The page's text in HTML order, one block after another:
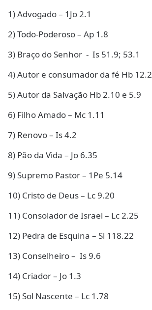
1) Advogado – 1Jo 2.1
2) Todo-Poderoso – Ap 1.8
3) Braço do Senhor - Is 51.9; 53.1
4) Autor e consumador da fé Hb 12.2
5) Autor da Salvação Hb 2.10 e 5.9
6) Filho Amado – Mc 1.11
7) Renovo – Is 4.2
8) Pão da Vida – Jo 6.35
9) Supremo Pastor – 1Pe 5.14
10) Cristo de Deus – Lc 9.20
11) Consolador de Israel – Lc 2.25
12) Pedra de Esquina – Sl 118.22
13) Conselheiro – Is 9.6
14) Criador – Jo 1.3
15) Sol Nascente – Lc 1.78